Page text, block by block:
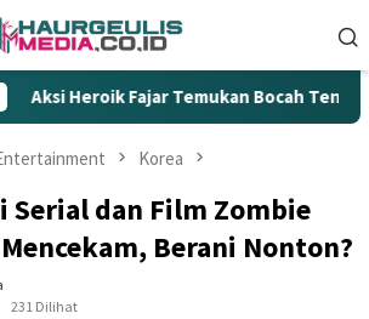
Temukan Bocah Tenggelam di Embung
Korea
Serial dan Film Zombie
Berani Nonton?
231 Dilihat